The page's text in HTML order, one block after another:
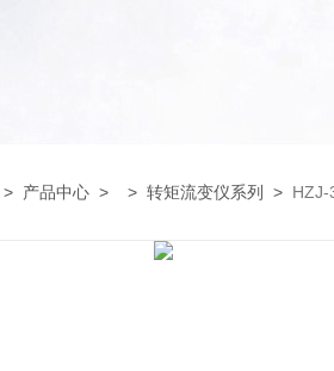
> 产品中心 > > 转矩流变仪系列 > HZJ-